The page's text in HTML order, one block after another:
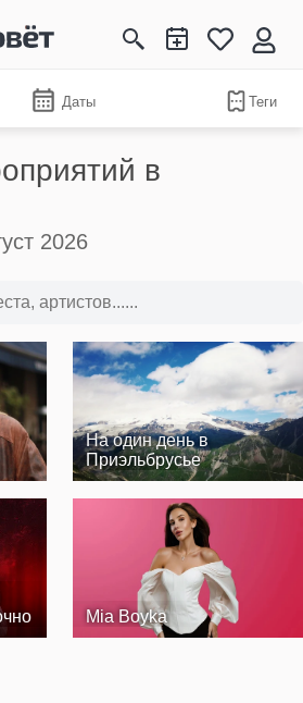
Даты Теги
в
2026
На один день в
Приэльбрусье
Mia Boyka